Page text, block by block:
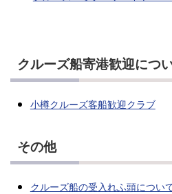
クルーズ船寄港歓迎につ
小樽クルーズ客船歓迎クラブ
その他
クルーズ船の受入れふ頭につい